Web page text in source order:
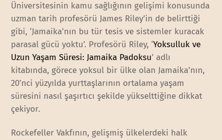
Üniversitesinin kamu sağlığının gelişimi konusunda
uzman tarih profesörü James Riley’in de belirttiği
gibi, ‘Jamaika’nın bu tür tesis ve sistemler kuracak
parasal gücü yoktu’. Profesörü Riley, ‘Yoksulluk ve
Uzun Yaşam Süresi: Jamaika Padoksu’ adlı
kitabında, görece yoksul bir ülke olan Jamaika’nın,
20’nci yüzyılda yurttaşlarının ortalama yaşam
süresini nasıl şaşırtıcı şekilde yükselttiğine dikkat
çekiyor.
Rockefeller Vakfının, gelişmiş ülkelerdeki halk